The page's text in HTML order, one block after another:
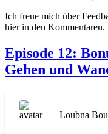
Ich freue mich über
hier in den Kommentaren.
Episode 12:
Gehen und
Loubna